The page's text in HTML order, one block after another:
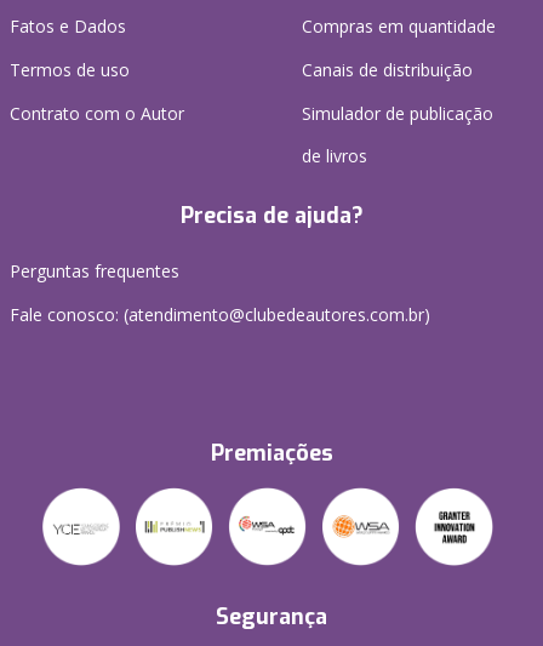
Fatos e Dados
Termos de uso
Contrato com o Autor
Compras em quantidade
Canais de distribuição
Simulador de publicação
de livros
Precisa de ajuda?
Perguntas frequentes
Fale conosco: (atendimento@clubedeautores.com.br)
Premiações
Segurança